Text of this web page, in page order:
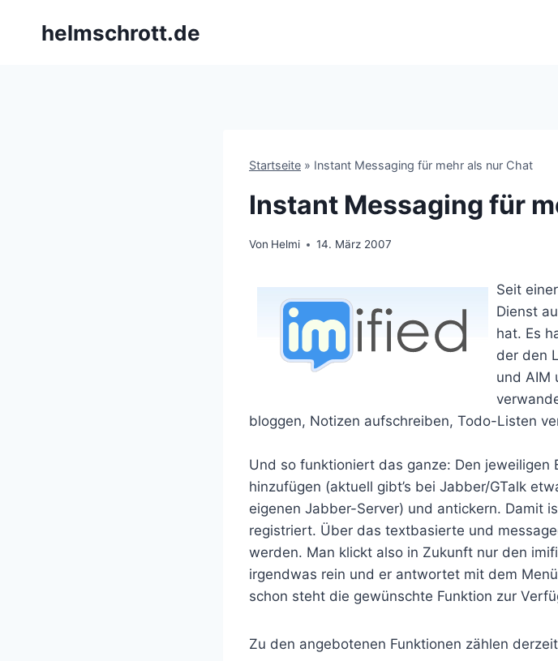
helmschrott.de
Startseite » Instant Messaging für mehr als nur Chat
Instant Messaging für
Von Helmi 14. März 2007
Seit
Dienst
hat. Es
der den
und AIM
bloggen, Notizen aufschreiben, Todo-Listen
Und so funktioniert das ganze: Den
hinzufügen (aktuell gibt’s bei Jabber/GTalk
eigenen Jabber-Server) und antickern. Damit
registriert. Über das textbasierte und
werden. Man klickt also in Zukunft nur den
irgendwas rein und er antwortet mit dem
schon steht die gewünschte Funktion zur
Zu den angebotenen Funktionen zählen